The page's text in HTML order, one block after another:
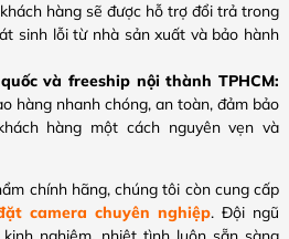
hàng sẽ được hỗ trợ đổi trả trong
sinh lỗi từ nhà sản xuất và bảo hành
và freeship nội thành TPHCM:
hàng nhanh chóng, an toàn, đảm bảo
hàng một cách nguyên vẹn và
chính hãng, chúng tôi còn cung cấp
camera chuyên nghiệp. Đội ngũ